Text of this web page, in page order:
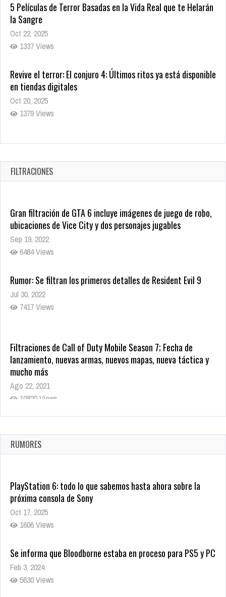
5 Películas de Terror Basadas en la Vida Real que te Helarán
la Sangre
Oct 22, 2025
1337 Views
Revive el terror: El conjuro 4: Últimos ritos ya está disponible
en tiendas digitales
Oct 20, 2025
1379 Views
Warner Bros. lleva a las tiendas digitales su racha de
Oct 17, 2025
1435 Views
FILTRACIONES
Gran filtración de GTA 6 incluye imágenes de juego de robo,
ubicaciones de Vice City y dos personajes jugables
Sep 19, 2022
6484 Views
Rumor: Se filtran los primeros detalles de Resident Evil 9
Jul 30, 2022
7417 Views
Filtraciones de Call of Duty Mobile Season 7; Fecha de
lanzamiento, nuevas armas, nuevos mapas, nueva táctica y
mucho más
Ago 22, 2021
10820 Views
La configuración de Call of Duty 2021 aparentemente ya fue
Ago 8, 2021
10005 Views
RUMORES
PlayStation 6: todo lo que sabemos hasta ahora sobre la
próxima consola de Sony
Oct 17, 2025
1606 Views
Se informa que Bloodborne estaba en proceso para PS5 y PC
Feb 3, 2024
5630 Views